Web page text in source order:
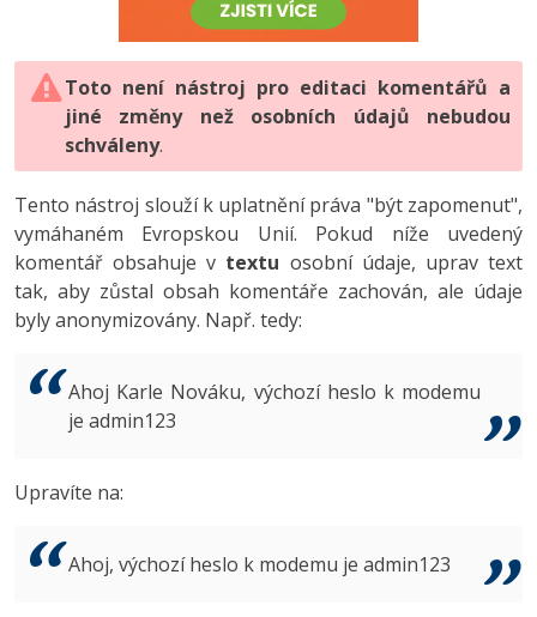
HTML5, CSS3, Bootstrap, SEO
SQL a databáze
Testování a verzování
UML a návrhové vzory
React
Spring
ASP.NET MVC
Best practices
PHP
JavaScript
Python
HTML / CSS
UML a návrhové vzory
MySQL/MariaDB
MS-SQL
Vývojář mobilních aplikací
C# Game developer
Tester
Systémový administrátor
3D grafik
Copywriter
-80%
JavaScript -80%
PHP -80%
Swift -80%
Kotlin -80%
VB.NET
Algoritmy -41%
Digitální gramotnost
Marketing
WordPress
SEO
UX
Business
Copywriting
Photoshop -80%
Adobe Illustrator -80%
Adobe Lightroom
Adobe XD
Adobe InDesign -25%
Adobe After Effects
Inkscape
Toto není nástroj pro editaci komentářů a
jiné změny než osobních údajů nebudou
schváleny.
Tento nástroj slouží k uplatnění práva "být zapomenut",
vymáhaném Evropskou Unií. Pokud níže uvedený
komentář obsahuje v textu osobní údaje, uprav text
tak, aby zůstal obsah komentáře zachován, ale údaje
byly anonymizovány. Např. tedy:
Ahoj Karle Nováku, výchozí heslo k modemu
je admin123
Upravíte na:
Ahoj, výchozí heslo k modemu je admin123